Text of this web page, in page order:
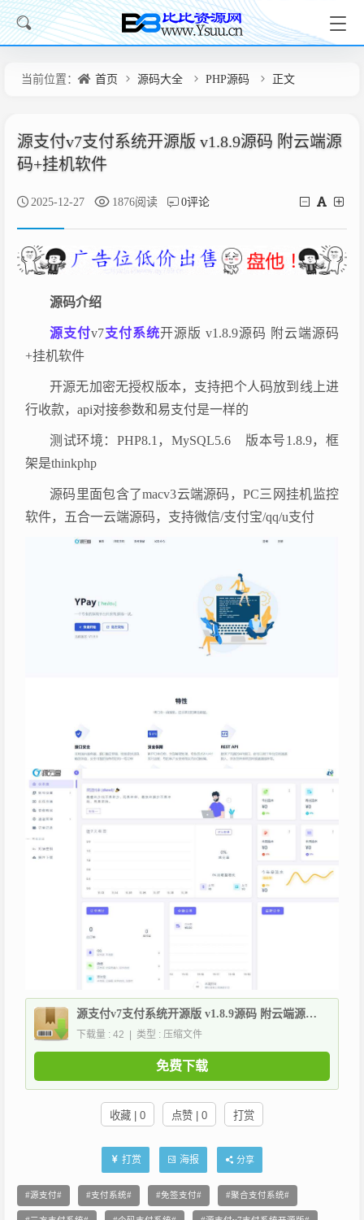
当前位置： 首页 源码大全 PHP源码 正文
源支付v7支付系统开源版 v1.8.9源码 附云端源
码+挂机软件
2025-12-27 1876阅读 0评论
源码介绍
源支付v7支付系统开源版 v1.8.9源码 附云端源码
+挂机软件
开源无加密无授权版本，支持把个人码放到线上进
行收款，api对接参数和易支付是一样的
测试环境：PHP8.1，MySQL5.6 版本号1.8.9，框
架是thinkphp
源码里面包含了macv3云端源码，PC三网挂机监控
软件，五合一云端源码，支持微信/支付宝/qq/u支付
源支付v7支付系统开源版 v1.8.9源码 附云端源码+挂机软件
下载量 : 42 | 类型 : 压缩文件
免费下载
收藏 | 0 点赞 | 0 打赏
打赏 海报 分享
源支付 支付系统 免签支付 聚合支付系统